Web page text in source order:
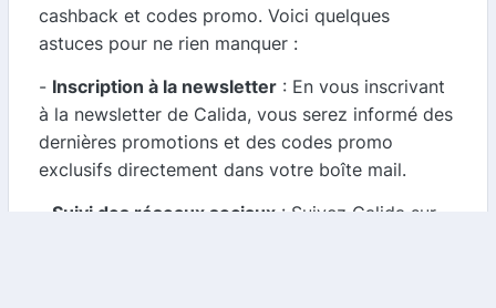
cashback et codes promo. Voici quelques
astuces pour ne rien manquer :
- Inscription à la newsletter : En vous inscrivant
à la newsletter de Calida, vous serez informé des
dernières promotions et des codes promo
exclusifs directement dans votre boîte mail.
Suivi des réseaux sociaux : Suivez Calida sur